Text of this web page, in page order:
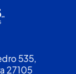
535,
27105